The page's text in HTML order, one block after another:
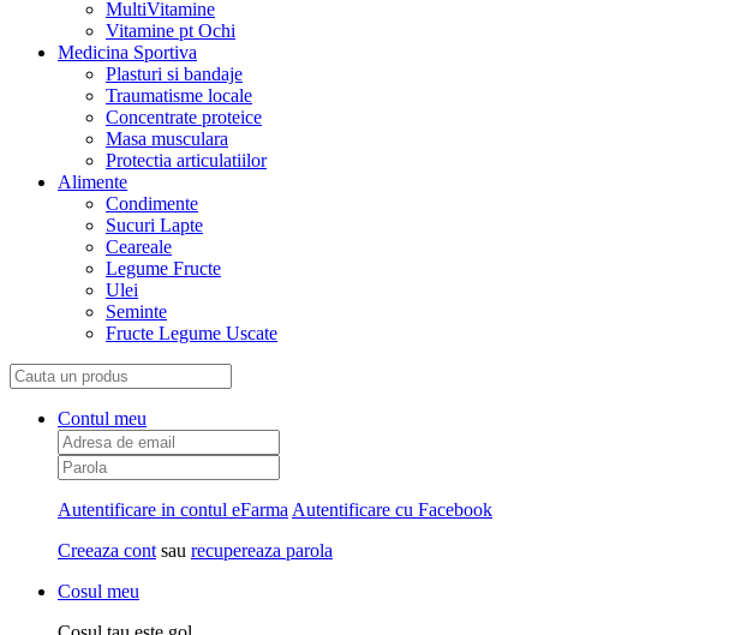
MultiVitamine
Vitamine pt Ochi
Medicina Sportiva
Plasturi si bandaje
Traumatisme locale
Concentrate proteice
Masa musculara
Protectia articulatiilor
Alimente
Condimente
Sucuri Lapte
Ceareale
Legume Fructe
Ulei
Seminte
Fructe Legume Uscate
Contul meu
Autentificare in contul eFarma Autentificare cu Facebook
Creeaza cont sau recupereaza parola
Cosul meu